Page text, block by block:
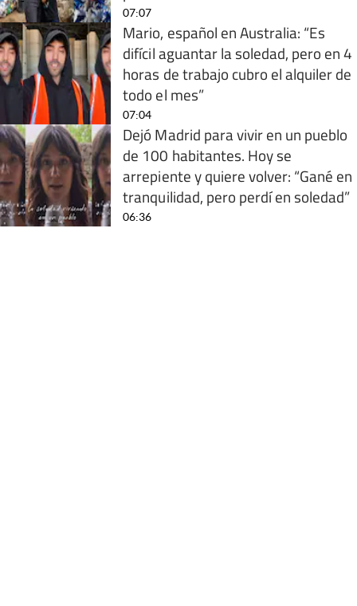
07:07
Mario, español en Australia: “Es
difícil aguantar la soledad, pero en 4
horas de trabajo cubro el alquiler de
todo el mes”
07:04
Dejó Madrid para vivir en un pueblo
de 100 habitantes. Hoy se
arrepiente y quiere volver: “Gané en
tranquilidad, pero perdí en soledad”
06:36